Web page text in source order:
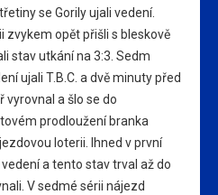
se Gorily ujali vedení.
zvykem opět přišli s bleskově
stav utkání na 3:3. Sedm
ujali T.B.C. a dvě minuty před
vyrovnal a šlo se do
prodloužení branka
loterii. Ihned v první
a tento stav trval až do
V sedmé sérii nájezd